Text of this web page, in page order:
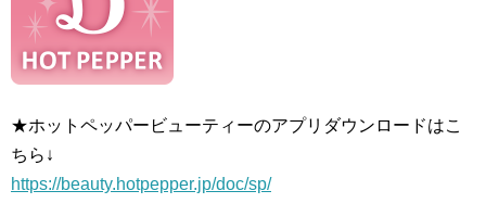
★ホットペッパービューティーのアプリダウンロードはこ
ちら↓
https://beauty.hotpepper.jp/doc/sp/